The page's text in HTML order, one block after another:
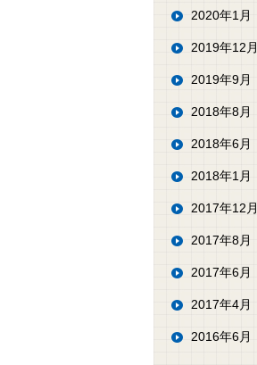
2020年1月
2019年12月
2019年9月
2018年8月
2018年6月
2018年1月
2017年12月
2017年8月
2017年6月
2017年4月
2016年6月